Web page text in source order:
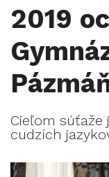
2019
Cieľom
cudzích